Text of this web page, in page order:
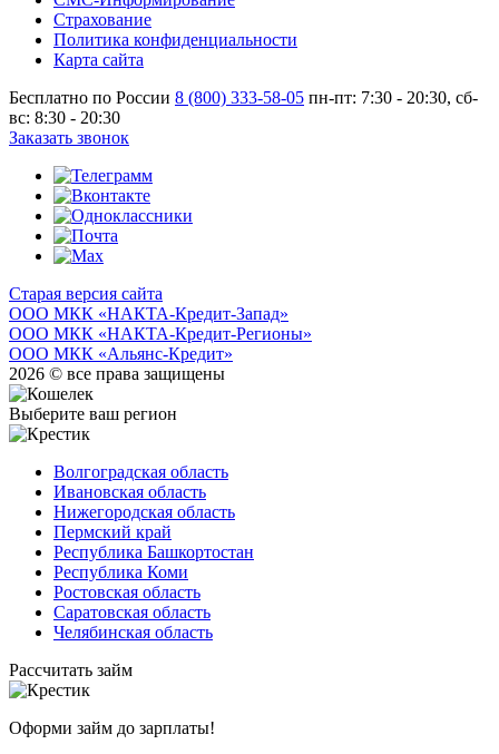
Страхование
Политика конфиденциальности
Карта сайта
Бесплатно по России 8 (800) 333-58-05 пн-пт: 7:30 - 20:30, сб-
вс: 8:30 - 20:30
Заказать звонок
Старая версия сайта
ООО МКК «НАКТА-Кредит-Запад»
ООО МКК «НАКТА-Кредит-Регионы»
ООО МКК «Альянс-Кредит»
2026 © все права защищены
Выберите ваш регион
Волгоградская область
Ивановская область
Нижегородская область
Пермский край
Республика Башкортостан
Республика Коми
Ростовская область
Саратовская область
Челябинская область
Рассчитать займ
Оформи займ до зарплаты!